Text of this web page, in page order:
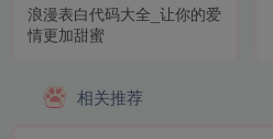
浪漫表白代码大全_让你的爱
情更加甜蜜
相关推荐